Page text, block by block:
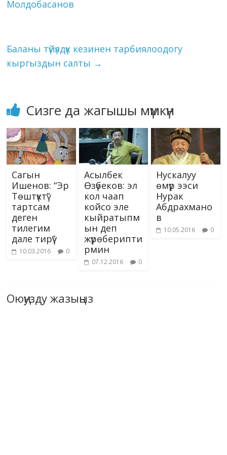
Молдобасанов
Баланы түйүлдүк кезинен тарбиялоодогу
кыргыздын салты →
Сизге да жагышы мүмкүн
Сагын
Ишенов: “Эр
Төштүктү”
тартсам
деген
тилегим
дале тирүү”
10.03.2016 0
Асылбек
Өзүбеков: эл
кол чаап
койсо эле
кыйратыпм
ын деп
жүрөберипти
рмин
07.12.2016 0
Нускалуу
өмүр ээси
Нурак
Абдрахмано
в
10.05.2016 0
Оюңузду жазыңыз